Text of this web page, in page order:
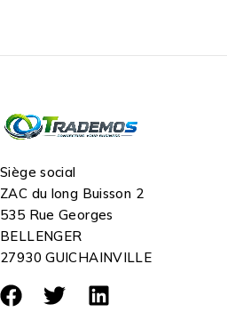
Siège social
ZAC du long Buisson 2
535 Rue Georges
BELLENGER
27930 GUICHAINVILLE